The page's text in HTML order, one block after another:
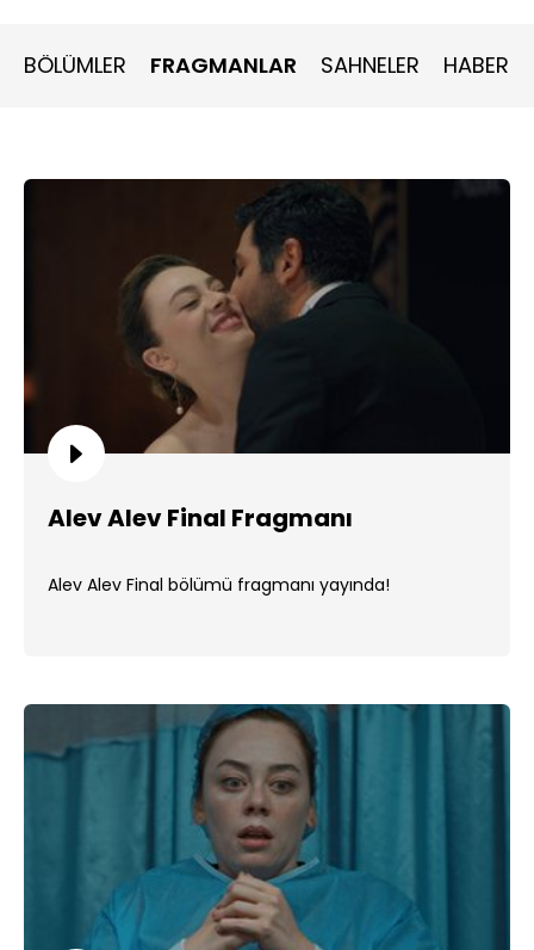
BÖLÜMLER FRAGMANLAR SAHNELER
Alev Alev Final Fragmanı
Alev Alev Final bölümü fragmanı yayında!